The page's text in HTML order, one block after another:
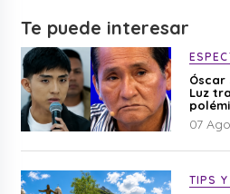
Te puede interesar
Óscar
Luz
07
TIPS